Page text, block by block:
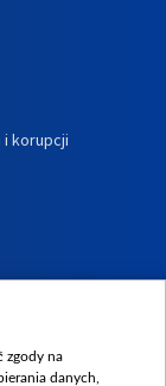
i korupcji
zgody na
danych,